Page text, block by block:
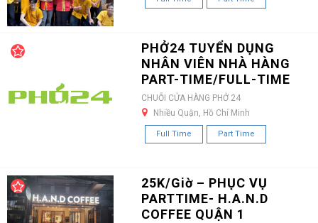
PHỞ24 TUYỂN DỤNG
NHÂN VIÊN NHÀ HÀNG
PART-TIME/FULL-TIME
CHUỖI CỬA HÀNG PHỞ 24
Nhiều Quận, Hồ Chí Minh
Full Time Part Time
25K/Giờ – PHỤC VỤ
PARTTIME- H.A.N.D
COFFEE QUẬN 1